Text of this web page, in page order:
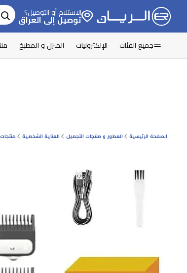
الاستلام أو التوصيل؟
توصيل إلى العراق
جميع الفئات الإلكترونيات المنزل و المطبخ
الصفحة الرئيسية العطور و منتجات التجميل العناية الشخصية